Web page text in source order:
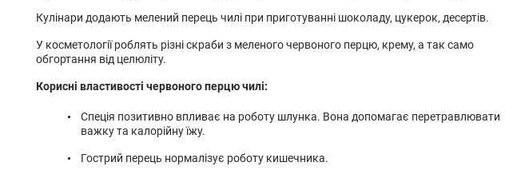
Кулінари додають мелений перець чилі при приготуванні шоколаду, цукерок, десертів.
У косметології роблять різні скраби з меленого червоного перцю, крему, а так само
обгортання від целюліту.
Корисні властивості червоного перцю чилі:
Спеція позитивно впливає на роботу шлунка. Вона допомагає перетравлювати
важку та калорійну їжу.
Гострий перець нормалізує роботу кишечника.